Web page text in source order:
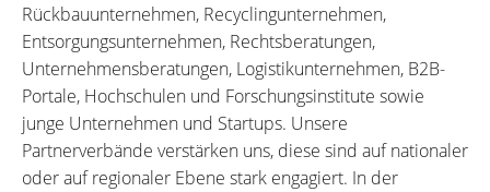
Rückbauunternehmen, Recyclingunternehmen,
Entsorgungsunternehmen, Rechtsberatungen,
Unternehmensberatungen, Logistikunternehmen, B2B-
Portale, Hochschulen und Forschungsinstitute sowie
junge Unternehmen und Startups. Unsere
Partnerverbände verstärken uns, diese sind auf nationaler
oder auf regionaler Ebene stark engagiert. In der